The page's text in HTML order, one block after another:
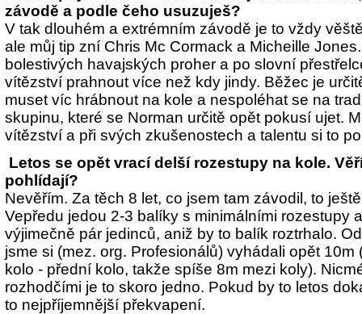
závodě a podle čeho usuzuješ?
V tak dlouhém a extrémním závodě je to vždy
ale můj tip zní Chris Mc Cormack a Micheille
bolestivých havajských proher a po slovní
vítězství prahnout více než kdy jindy. Běžec je
muset víc hrábnout na kole a nespoléhat se na
skupinu, které se Norman určitě opět pokusí ujet.
vítězství a při svých zkušenostech a talentu si to
Letos se opět vrací delší rozestupy na kole.
pohlídají?
Nevěřím. Za těch 8 let, co jsem tam závodil, to
Vepředu jedou 2-3 balíky s minimálními rozestupy
výjimečně pár jedinců, aniž by to balík roztrhalo.
jsme si (mez. org. Profesionálů) vyhádali opět 10m
kolo - přední kolo, takže spíše 8m mezi koly).
rozhodčími je to skoro jedno. Pokud by to letos
to nejpříjemnější překvapení.